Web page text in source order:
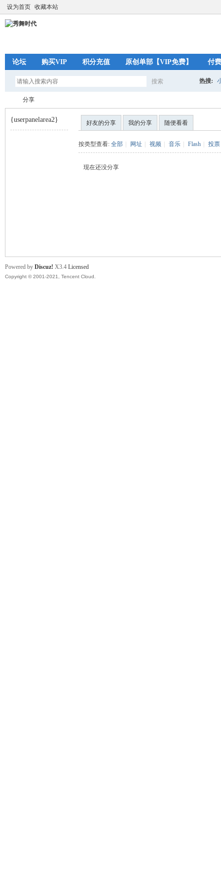
设为首页 收藏本站
论坛 购买VIP 积分充值 原创单部【VIP免费】 付
搜索 热搜:
分享
{userpanelarea2} 好友的分享 我的分享 随便看看
按类型查看: 全部 网址 视频 音乐 Flash 投票
现在还没分享
Powered by Discuz! X3.4 Licensed
Copyright © 2001-2021, Tencent Cloud.